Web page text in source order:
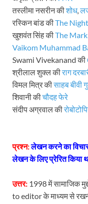
तस्लीमा नसरीन कीशोध,
रस्किन बांड कीThe
खुशवंत सिंह कीThe
Vaikom Muhammad
Swami Vivekanand की
श्रीलाल शुक्ल कीराग
विमल मित्र कीसाहब बीवी
शिवानी कीचौदह फेरे
संदीप अग्रवाल की
प्रश्न:लेखन करने का
लेखन के लिए प्रेरित किया
उत्तर: 1998 में सामाजिक
to editor के माध्यम से